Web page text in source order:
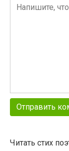
Читать стих